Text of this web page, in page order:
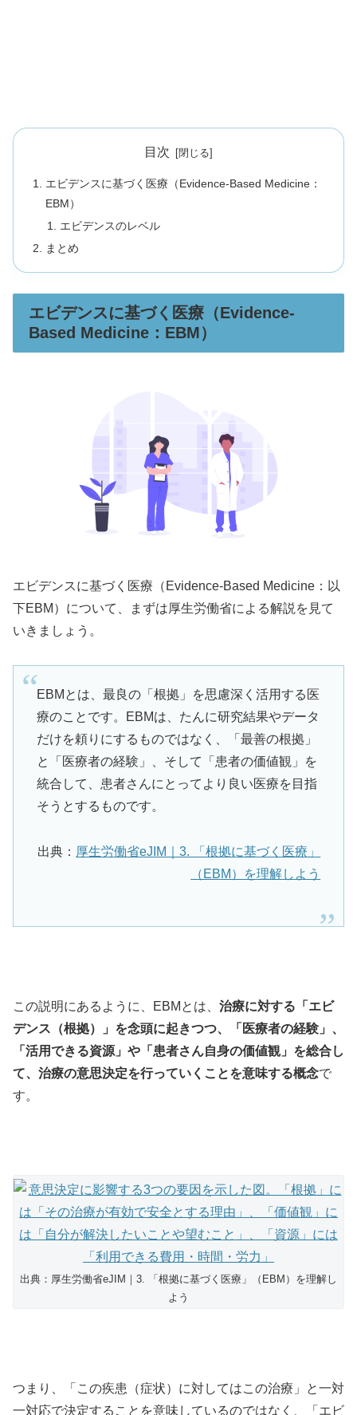
目次
エビデンスに基づく医療（Evidence-Based Medicine：
EBM）
エビデンスのレベル
まとめ
エビデンスに基づく医療（Evidence-
Based Medicine：EBM）
エビデンスに基づく医療（Evidence-Based Medicine：以
下EBM）について、まずは厚生労働省による解説を見て
いきましょう。
EBMとは、最良の「根拠」を思慮深く活用する医
療のことです。EBMは、たんに研究結果やデータ
だけを頼りにするものではなく、「最善の根拠」
と「医療者の経験」、そして「患者の価値観」を
統合して、患者さんにとってより良い医療を目指
そうとするものです。
出典： 厚生労働省eJIM｜3. 「根拠に基づく医療」
（EBM）を理解しよう
この説明にあるように、EBMとは、 治療に対する 「エビ
デンス（根拠）」 を念頭に起きつつ、 「医療者の経験」 、
「活用できる資源」 や「 患者さん自身の価値観」 を総合し
て、 治療の意思決定を行っていくことを意味する概念で
す。
出典：厚生労働省eJIM｜3. 「根拠に基づく医療」（EBM）を理解し
よう
つまり、「この疾患（症状）に対してはこの治療」と一対
一対応で決定することを意味しているのではなく、「エビ